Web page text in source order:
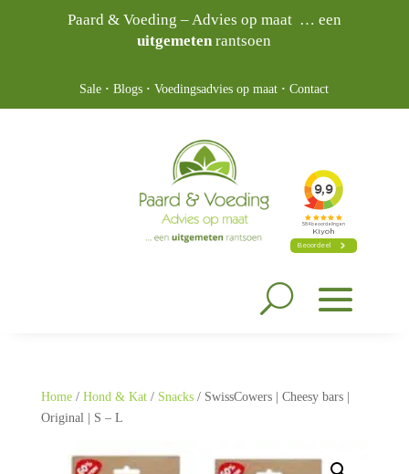
Paard & Voeding – Advies op maat … een
uitgemetenrantsoen
Sale ·Blogs ·Voedingsadvies op maat ·Contact
Home/ Hond & Kat/ Snacks/ SwissCowers | Cheesy bars |
Original | S – L